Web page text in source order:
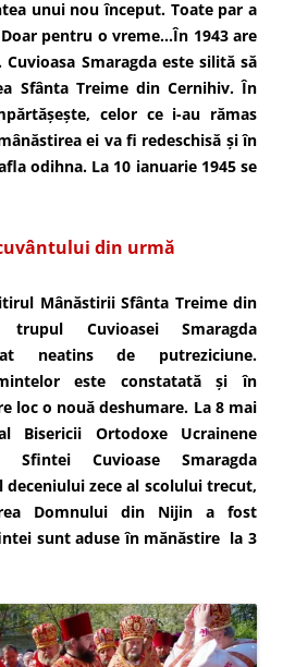
unui nou început. Toate par a
pentru o vreme…În 1943 are
Smaragda este silită să
Sfânta Treime din Cernihiv. În
celor ce i-au rămas
ei va fi redeschisă și în
odihna. La 10 ianuarie 1945 se
din urmă
Mânăstirii Sfânta Treime din
trupul Cuvioasei Smaragda
neatins de putreziciune.
este constatată și în
loc o nouă deshumare. La 8 mai
Bisericii Ortodoxe Ucrainene
Sfintei Cuvioase Smaragda
zece al scolului trecut,
Domnului din Nijin a fost
sunt aduse în mănăstire la 3